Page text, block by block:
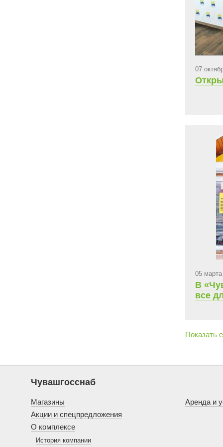
07
05
В
все
Показать
Чувашгосснаб
Магазины
Акции и спецпредложения
О комплексе
История компании
Аренда и